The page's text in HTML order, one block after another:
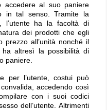
accedere al suo paniere
in tal senso. Tramite la
l’utente ha la facoltà di
dei prodotti che egli
all’unità nonché il
ha altresì la possibilità di
paniere.
per l’utente, costui può
accedendo così
con i suoi codici
dell’utente. Altrimenti